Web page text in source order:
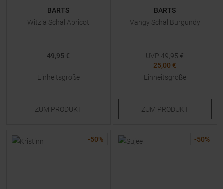
BARTS
Witzia Schal Apricot
49,95 €
Einheitsgröße
ZUM PRODUKT
BARTS
Vangy Schal Burgundy
UVP 49,95 €
25,00 €
Einheitsgröße
ZUM PRODUKT
-50% -50%